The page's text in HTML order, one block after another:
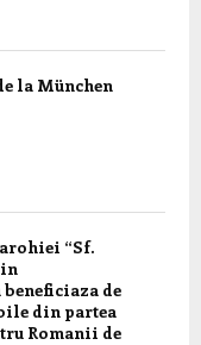
la München
“Sf.
de
din partea
Romanii de